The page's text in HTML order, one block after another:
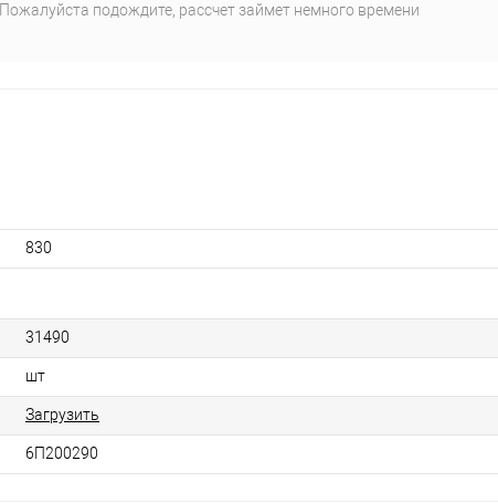
Пожалуйста подождите, рассчет займет немного времени
830
31490
шт
Загрузить
6П200290